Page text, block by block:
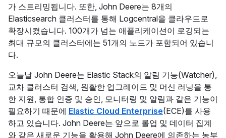
가 스트리밍됩니다. 또한, John Deere는 8개의
Elasticsearch 클러스터를 통해 Logcentral을 클라우드로
확장시켰습니다. 100개가 넘는 애플리케이션이 로깅되는
최대 규모의 클러스터에는 51개의 노드가 포함되어 있습니
다.
오늘날 John Deere는 Elastic Stack의 알림 기능(Watcher),
교차 클러스터 검색, 원활한 업그레이드 및 머신 러닝을 통
한 지원, 통합 인증 및 승인, 모니터링 및 알림과 같은 기능이
필요하기 때문에 Elastic Cloud Enterprise(ECE)를 사용
하고 있습니다. John Deere는 앞으로 롤업 및 데이터 집계
와 같은 새로운 기능을 활용해 John Deere에 의존하는 농부